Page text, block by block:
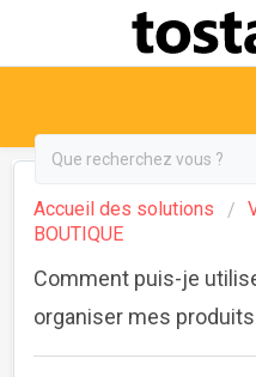
Accueil des solutions
BOUTIQUE
Comment puis-je
organiser mes